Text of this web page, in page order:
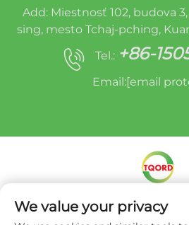
Add: Miestnosť 102, budova
sing, mesto Tchaj-pching,
Tel.: +86-
Email:[email
Autorské práva © Miracle
Parts Remanufacturing Co.,
We value your privacy